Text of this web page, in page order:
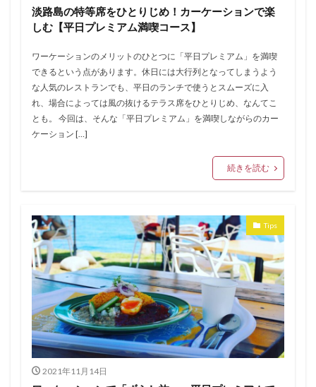
淡路島の特等席をひとりじめ！カーケーションで楽
しむ【平日プレミアム満喫コース】
ワーケーションのメリットのひとつに「平日プレミアム」を満喫
できるという点があります。休日には大行列となってしまうよう
な人気のレストランでも、平日のランチで使うとスムーズに入
れ、場合によっては風の抜けるテラス席をひとりじめ、なんてこ
とも。 今回は、そんな「平日プレミアム」を満喫しながらのカー
ケーション […]
続きを読む
Tips
2021年11月14日